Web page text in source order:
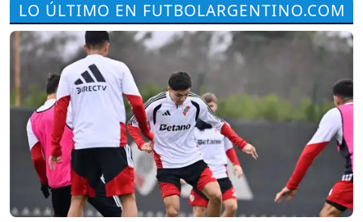
LO ÚLTIMO EN FUTBOLARGENTINO.COM